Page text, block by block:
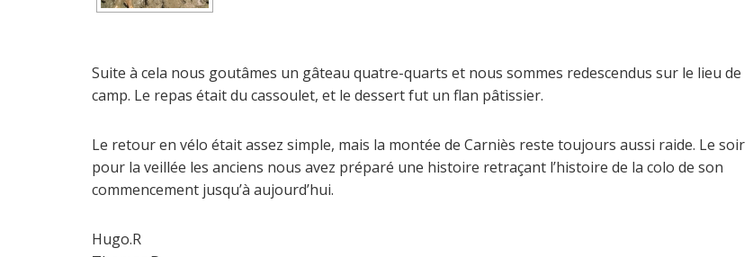
Suite à cela nous goutâmes un gâteau quatre-quarts et nous sommes redescendus sur le lieu de
camp. Le repas était du cassoulet, et le dessert fut un flan pâtissier.
Le retour en vélo était assez simple, mais la montée de Carniès reste toujours aussi raide. Le soir
pour la veillée les anciens nous avez préparé une histoire retraçant l’histoire de la colo de son
commencement jusqu’à aujourd’hui.
Hugo.R